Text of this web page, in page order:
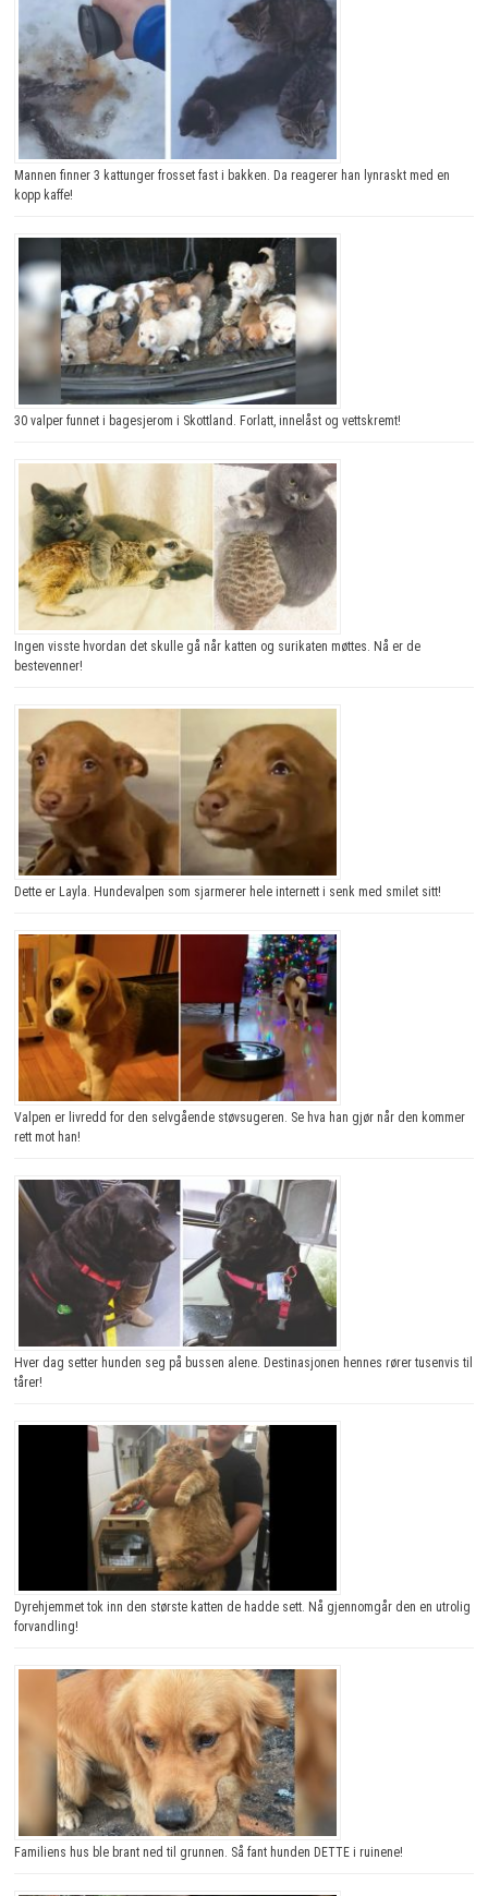
Mannen finner 3 kattunger frosset fast i bakken. Da reagerer han lynraskt med en
kopp kaffe!
30 valper funnet i bagesjerom i Skottland. Forlatt, innelåst og vettskremt!
Ingen visste hvordan det skulle gå når katten og surikaten møttes. Nå er de
bestevenner!
Dette er Layla. Hundevalpen som sjarmerer hele internett i senk med smilet sitt!
Valpen er livredd for den selvgående støvsugeren. Se hva han gjør når den kommer
rett mot han!
Hver dag setter hunden seg på bussen alene. Destinasjonen hennes rører tusenvis til
tårer!
Dyrehjemmet tok inn den største katten de hadde sett. Nå gjennomgår den en utrolig
forvandling!
Familiens hus ble brant ned til grunnen. Så fant hunden DETTE i ruinene!